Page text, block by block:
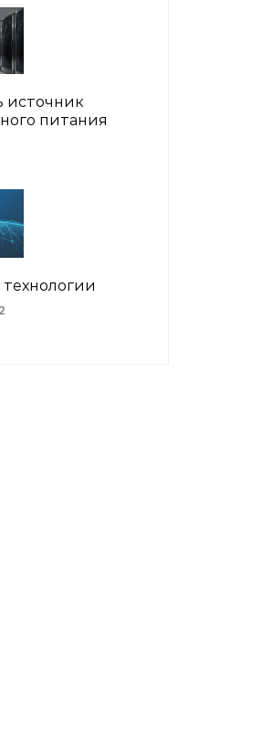
источник
питания
технологии